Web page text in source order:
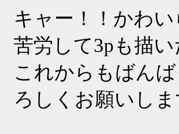
キャー！！かわ
苦労して3pも描
これからもばん
ろしくお願いし